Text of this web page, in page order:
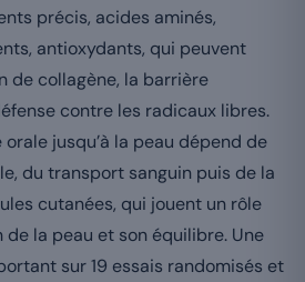
précis, acides aminés,
antioxydants, qui peuvent
de collagène, la barrière
contre les radicaux libres.
jusqu’à la peau dépend de
du transport sanguin puis de la
cutanées, qui jouent un rôle
de la peau et son équilibre. Une
sur 19 essais randomisés et